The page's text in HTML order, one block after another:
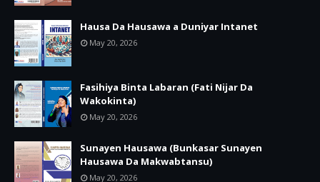
Hausa Da Hausawa a Duniyar Intanet
May 20, 2026
Fasihiya Binta Labaran (Fati Nijar Da
Wakokinta)
May 20, 2026
Sunayen Hausawa (Bunkasar Sunayen
Hausawa Da Makwabtansu)
May 20, 2026